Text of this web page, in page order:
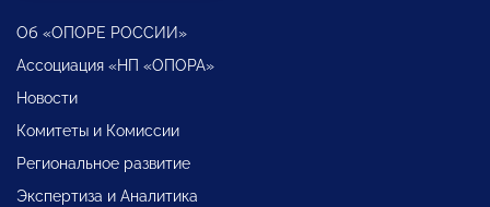
Об «ОПОРЕ РОССИИ»
Ассоциация «НП «ОПОРА»
Новости
Комитеты и Комиссии
Региональное развитие
Экспертиза и Аналитика